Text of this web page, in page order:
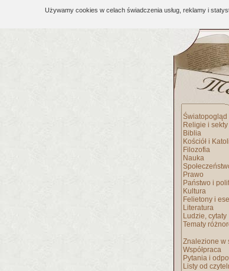
Używamy cookies w celach świadczenia usług, reklamy i
Światopogląd
Religie i sekty
Biblia
Kościół i
Filozofia
Nauka
Prawo
Państwo i
Kultura
Felietony i
Literatura
Ludzie, cytaty
Tematy
Znalezione w
Współpraca
Pytania i
Listy od